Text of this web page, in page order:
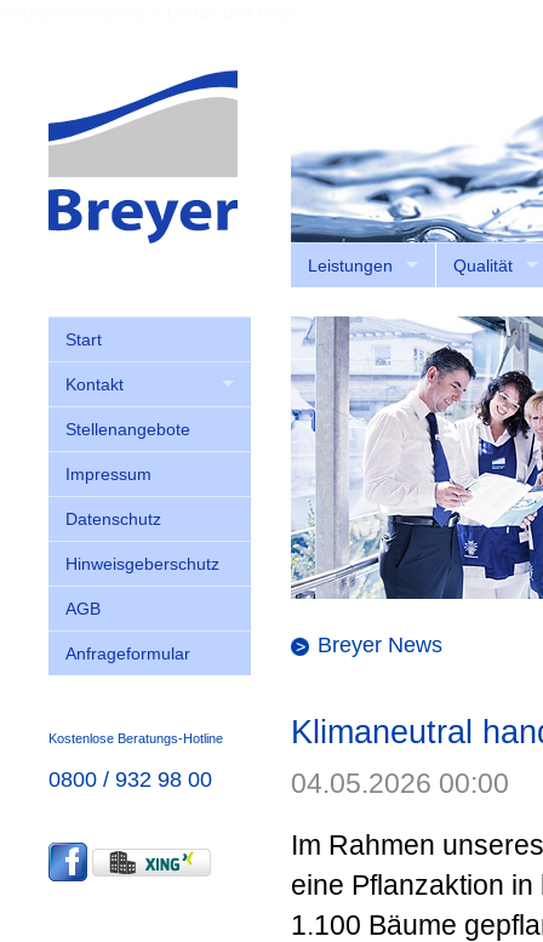
Leistungen Qualität
Start
Kontakt
Stellenangebote
Impressum
Datenschutz
Hinweisgeberschutz
AGB
Anfrageformular
Kostenlose Beratungs-Hotline
0800 / 932 98 00
Breyer News
Klimaneutral
04.05.2026 00:00
Im Rahmen
eine Pflanzaktion
1.100 Bäume